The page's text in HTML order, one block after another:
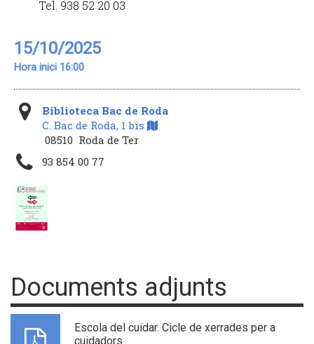
Tel. 938 52 20 03
15/10/2025
Hora inici 16:00
Biblioteca Bac de Roda
C. Bac de Roda, 1 bis
08510 Roda de Ter
93 854 00 77
Documents adjunts
Escola del cuidar. Cicle de xerrades per a
cuidadors